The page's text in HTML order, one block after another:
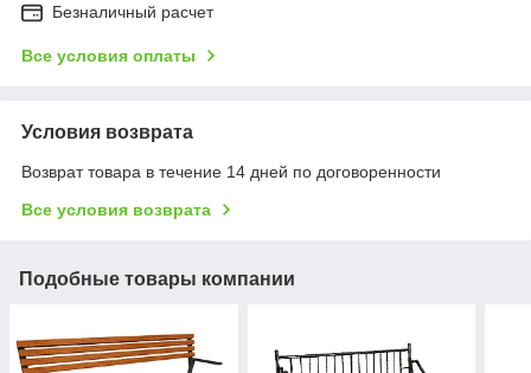
Безналичный расчет
Все условия оплаты
Условия возврата
Возврат товара в течение 14 дней по договоренности
Все условия возврата
Подобные товары компании